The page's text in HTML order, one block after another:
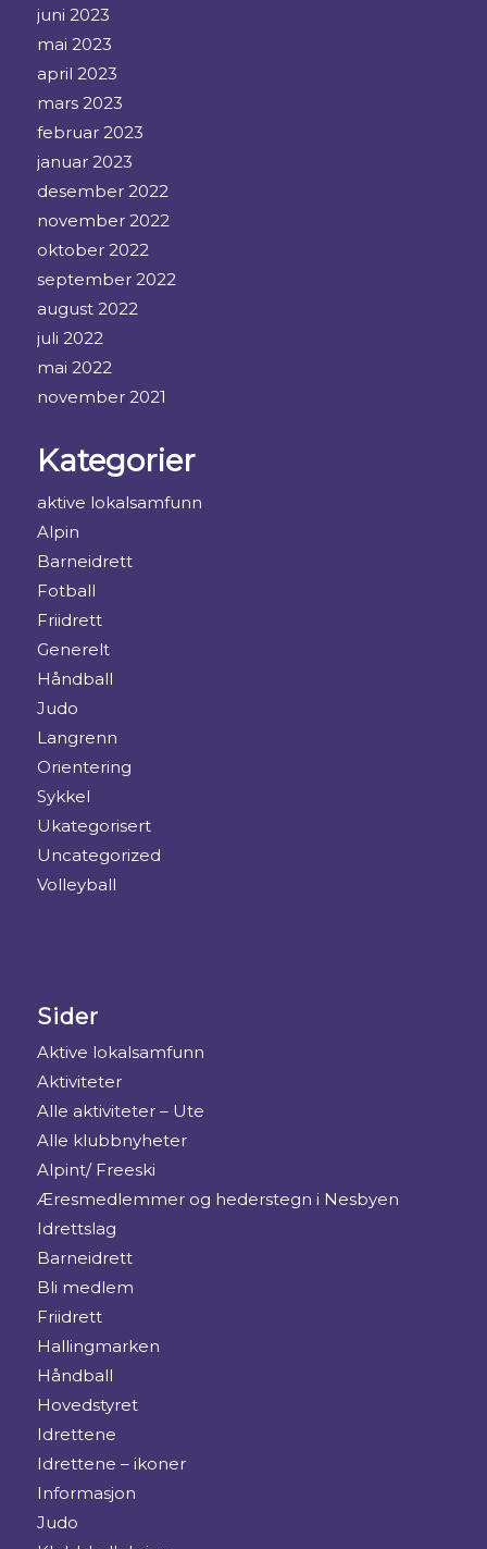
juni 2023
mai 2023
april 2023
mars 2023
februar 2023
januar 2023
desember 2022
november 2022
oktober 2022
september 2022
august 2022
juli 2022
mai 2022
november 2021
Kategorier
aktive lokalsamfunn
Alpin
Barneidrett
Fotball
Friidrett
Generelt
Håndball
Judo
Langrenn
Orientering
Sykkel
Ukategorisert
Uncategorized
Volleyball
Sider
Aktive lokalsamfunn
Aktiviteter
Alle aktiviteter – Ute
Alle klubbnyheter
Alpint/ Freeski
Æresmedlemmer og hederstegn i Nesbyen
Idrettslag
Barneidrett
Bli medlem
Friidrett
Hallingmarken
Håndball
Hovedstyret
Idrettene
Idrettene – ikoner
Informasjon
Judo